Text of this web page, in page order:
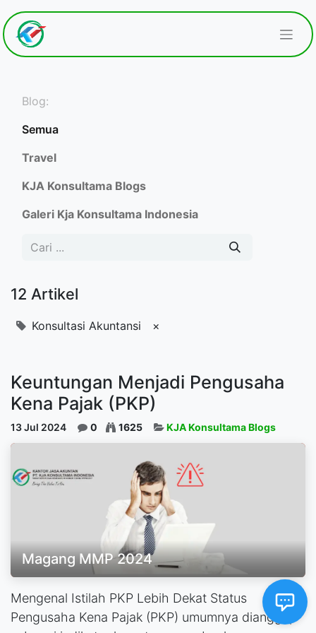
Blog:
Semua
Travel
KJA Konsultama Blogs
Galeri Kja Konsultama Indonesia
12 Artikel
Konsultasi Akuntansi ×
Keuntungan Menjadi Pengusaha
Kena Pajak (PKP)
13 Jul 2024 0 1625 KJA Konsultama Blogs
Magang MMP 2024
Mengenal Istilah PKP Lebih Dekat Status
Pengusaha Kena Pajak (PKP) umumnya dianggap